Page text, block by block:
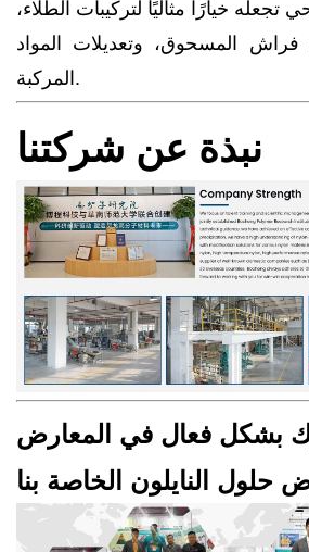
خيارًا مثاليًا لتركيبات الطلاء،
المسحوق، وتعديلات المواد
المركبة.
نبذة عن شركتنا
بشكل فعال في المعارض